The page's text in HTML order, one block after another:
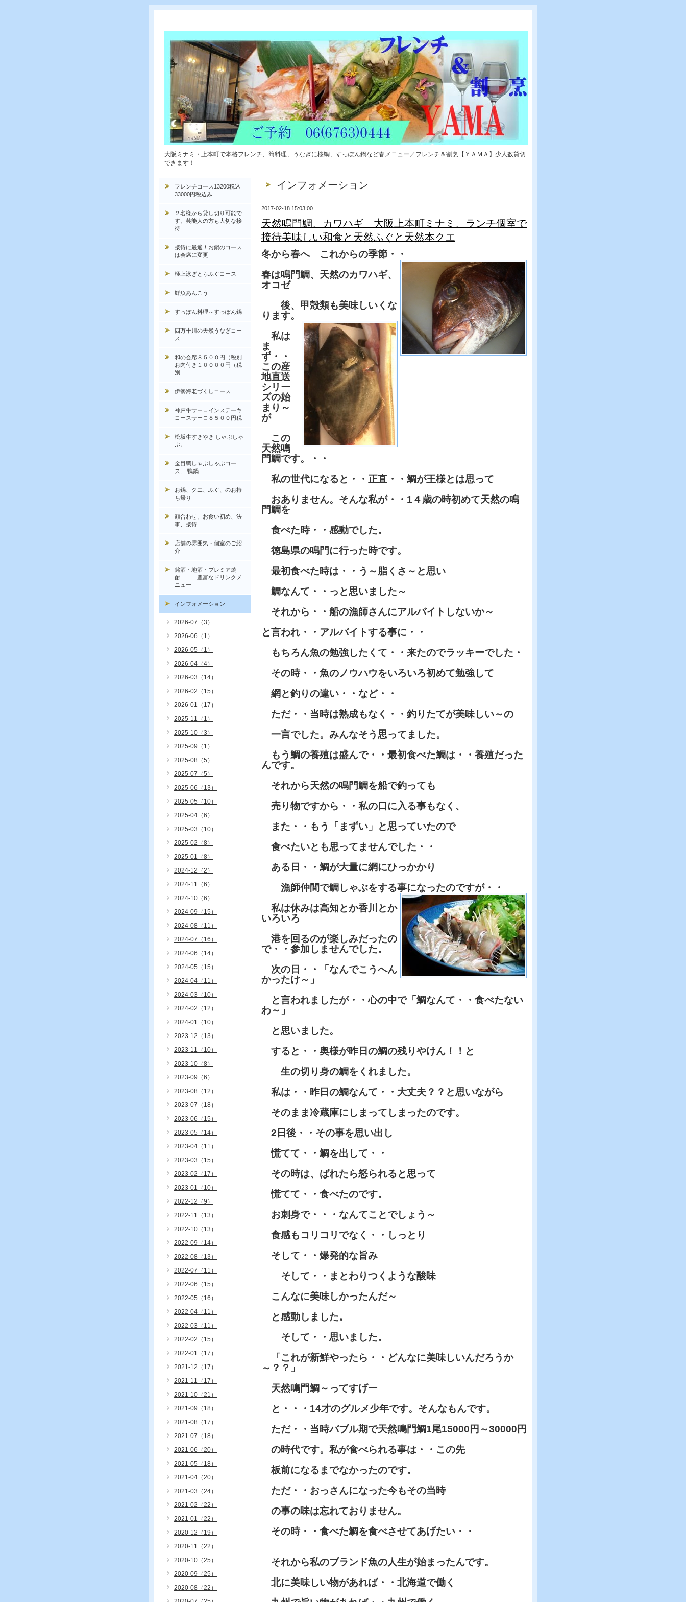
大阪ミナミ・上本町で本格フレンチ、筍料理、うなぎに桜鯛、すっぽん鍋など春メニュー／フレンチ＆割烹【ＹＡＭＡ】少人数貸切
できます！
インフォメーション
2017-02-18 15:03:00
天然鳴門鯛、カワハギ 大阪上本町ミナミ、ランチ個室で
接待美味しい和食と天然ふぐと天然本クエ
冬から春へ これからの季節・・
春は鳴門鯛、天然のカワハギ、
オコゼ
後、甲殻類も美味しいくな
ります。
私は
ま
ず・・
この産
地直送
シリー
ズの始
まり～
が
この
天然鳴
門鯛です。・・
私の世代になると・・正直・・鯛が王様とは思って
おありません。そんな私が・・1４歳の時初めて天然の鳴
門鯛を
食べた時・・感動でした。
徳島県の鳴門に行った時です。
最初食べた時は・・う～脂くさ～と思い
鯛なんて・・っと思いました～
それから・・船の漁師さんにアルバイトしないか～
と言われ・・アルバイトする事に・・
もちろん魚の勉強したくて・・来たのでラッキーでした・
その時・・魚のノウハウをいろいろ初めて勉強して
網と釣りの違い・・など・・
ただ・・当時は熟成もなく・・釣りたてが美味しい～の
一言でした。みんなそう思ってました。
もう鯛の養殖は盛んで・・最初食べた鯛は・・養殖だった
んです。
それから天然の鳴門鯛を船で釣っても
売り物ですから・・私の口に入る事もなく、
また・・もう「まずい」と思っていたので
食べたいとも思ってませんでした・・
ある日・・鯛が大量に網にひっかかり
漁師仲間で鯛しゃぶをする事になったのですが・・
私は休みは高知とか香川とか
いろいろ
港を回るのが楽しみだったの
で・・参加しませんでした。
次の日・・「なんでこうへん
かったけ～」
と言われましたが・・心の中で「鯛なんて・・食べたない
わ～」
と思いました。
すると・・奥様が昨日の鯛の残りやけん！！と
生の切り身の鯛をくれました。
私は・・昨日の鯛なんて・・大丈夫？？と思いながら
そのまま冷蔵庫にしまってしまったのです。
2日後・・その事を思い出し
慌てて・・鯛を出して・・
その時は、ばれたら怒られると思って
慌てて・・食べたのです。
お刺身で・・・なんてことでしょう～
食感もコリコリでなく・・しっとり
そして・・爆発的な旨み
そして・・まとわりつくような酸味
こんなに美味しかったんだ～
と感動しました。
そして・・思いました。
「これが新鮮やったら・・どんなに美味しいんだろうか
～？？」
天然鳴門鯛～ってすげー
と・・・14才のグルメ少年です。そんなもんです。
ただ・・当時バブル期で天然鳴門鯛1尾15000円～30000円
の時代です。私が食べられる事は・・この先
板前になるまでなかったのです。
ただ・・おっさんになった今もその当時
の事の味は忘れておりません。
その時・・食べた鯛を食べさせてあげたい・・
それから私のブランド魚の人生が始まったんです。
北に美味しい物があれば・・北海道で働く
フレンチコース13200税込
33000円税込み
２名様から貸し切り可能で
す。芸能人の方も大切な接
待
接待に最適！お鍋のコース
は会席に変更
極上泳ぎとらふぐコース
鮮魚あんこう
すっぽん料理～すっぽん鍋
四万十川の天然うなぎコー
ス
和の会席８５００円（税別
お肉付き１００００円（税
別
伊勢海老づくしコース
神戸牛サーロインステーキ
コースサーロ８５００円税
松坂牛すきやき しゃぶしゃ
ぶ。
金目鯛しゃぶしゃぶコー
ス, 鴨鍋
お鍋、クエ、ふぐ、のお持
ち帰り
顔合わせ、お食い初め、法
事、接待
店舗の雰囲気・個室のご紹
介
銘酒・地酒・プレミア焼
酎 豊富なドリンクメ
ニュー
インフォメーション
2026-07（3）
2026-06（1）
2026-05（1）
2026-04（4）
2026-03（14）
2026-02（15）
2026-01（17）
2025-11（1）
2025-10（3）
2025-09（1）
2025-08（5）
2025-07（5）
2025-06（13）
2025-05（10）
2025-04（6）
2025-03（10）
2025-02（8）
2025-01（8）
2024-12（2）
2024-11（6）
2024-10（6）
2024-09（15）
2024-08（11）
2024-07（16）
2024-06（14）
2024-05（15）
2024-04（11）
2024-03（10）
2024-02（12）
2024-01（10）
2023-12（13）
2023-11（10）
2023-10（8）
2023-09（6）
2023-08（12）
2023-07（18）
2023-06（15）
2023-05（14）
2023-04（11）
2023-03（15）
2023-02（17）
2023-01（10）
2022-12（9）
2022-11（13）
2022-10（13）
2022-09（14）
2022-08（13）
2022-07（11）
2022-06（15）
2022-05（16）
2022-04（11）
2022-03（11）
2022-02（15）
2022-01（17）
2021-12（17）
2021-11（17）
2021-10（21）
2021-09（18）
2021-08（17）
2021-07（18）
2021-06（20）
2021-05（18）
2021-04（20）
2021-03（24）
2021-02（22）
2021-01（22）
2020-12（19）
2020-11（22）
2020-10（25）
2020-09（25）
2020-08（22）